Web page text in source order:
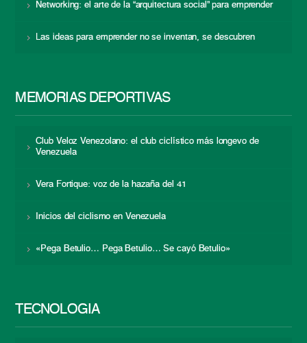
Networking: el arte de la “arquitectura social” para emprender
Las ideas para emprender no se inventan, se descubren
MEMORIAS DEPORTIVAS
Club Veloz Venezolano: el club ciclístico más longevo de
Venezuela
Vera Fortique: voz de la hazaña del 41
Inicios del ciclismo en Venezuela
«Pega Betulio… Pega Betulio… Se cayó Betulio»
TECNOLOGÍA